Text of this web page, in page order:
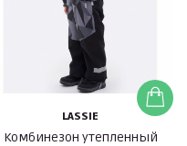
LASSIE
Комбинезон утепленный